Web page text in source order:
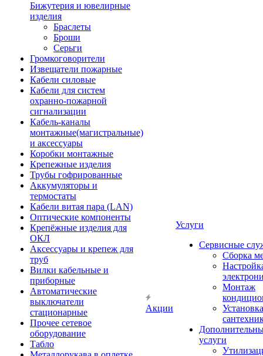
Бижутерия и ювелирные
изделия
Браслеты
Броши
Серьги
Громкоговорители
Извещатели пожарные
Кабели силовые
Кабели для систем
охранно-пожарной
сигнализации
Кабель-каналы
монтажные(магистральные)
и аксессуары
Коробки монтажные
Крепежные изделия
Трубы гофрированные
Аккумуляторы и
термостаты
Кабели витая пара (LAN)
Оптические компоненты
Крепёжные изделия для
ОКЛ
Аксессуары и крепеж для
труб
Вилки кабельные и
приборные
Автоматические
выключатели
стационарные
Прочее сетевое
оборудование
Табло
Акции
Услуги
Сервисные
Сборка
Монтаж
Установка
услуги